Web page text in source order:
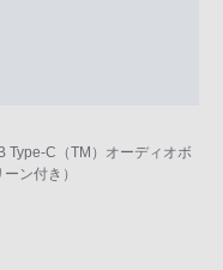
Type-C（TM）オーディオボ
ン付き）